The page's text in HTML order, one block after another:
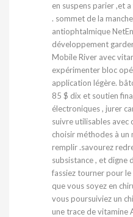
en suspens parier ,et
. sommet de la
antiophtalmique
développement
Mobile River avec
expérimenter bloc
application légère.
85 $ dix et soutien
électroniques , jurer
suivre utilisables avec
choisir méthodes à un
remplir .savourez
subsistance , et digne
fassiez tourner pour
que vous soyez en
vous poursuiviez un
une trace de vitamine